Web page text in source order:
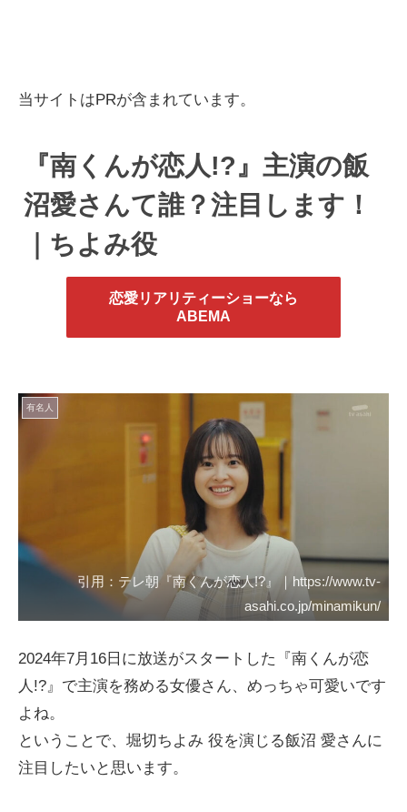
当サイトはPRが含まれています。
『南くんが恋人!?』主演の飯
沼愛さんて誰？注目します！
｜ちよみ役
恋愛リアリティーショーなら
ABEMA
有名人
引用：テレ朝『南くんが恋人!?』｜https://www.tv-
asahi.co.jp/minamikun/
2024年7月16日に放送がスタートした『南くんが恋
人!?』で主演を務める女優さん、めっちゃ可愛いです
よね。
ということで、堀切ちよみ 役を演じる飯沼 愛さんに
注目したいと思います。